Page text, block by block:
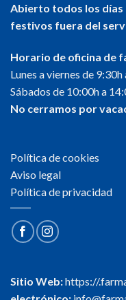
Abierto todos los días
festivos fuera del
Horario de oficina de
Lunes a viernes de
Sábados de 10:00h a
No cerramos por
Política de cookies
Aviso legal
Política de privacidad
Sitio Web:https://